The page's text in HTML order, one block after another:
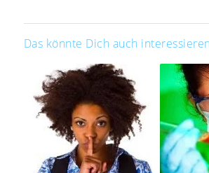
Das könnte Dich auch interessieren